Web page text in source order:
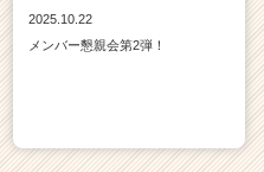
2025.10.22
メンバー懇親会第2弾！